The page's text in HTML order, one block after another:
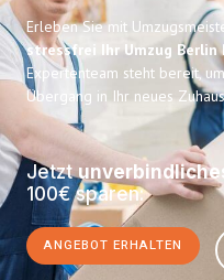
Erleben Sie mit
stressfrei Ihr Umzug Berlin
Expertenteam steht bereit,
Übergang in Ihr neues
Jetzt
100€ sparen:
ANGEBOT ERHALTEN